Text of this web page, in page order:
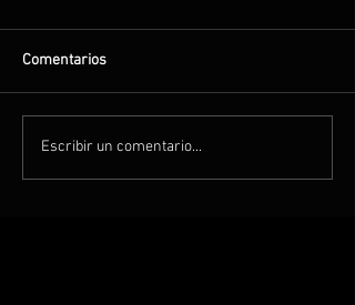
Comentarios
Escribir un comentario...